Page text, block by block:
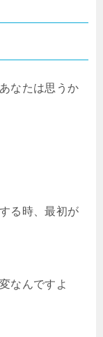
なたは思うか
る時、最初が
なんですよ